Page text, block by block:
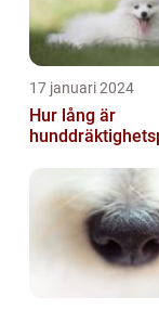
17 januari 2024
Hur lång är